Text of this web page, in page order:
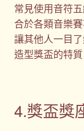
常見使用音符
合於各類音樂
讓其他人一目
造型獎盃的特質
4.獎盃獎